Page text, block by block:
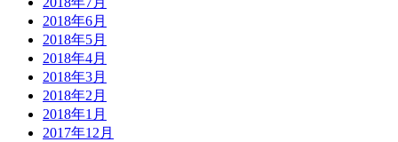
2018年6月
2018年5月
2018年4月
2018年3月
2018年2月
2018年1月
2017年12月